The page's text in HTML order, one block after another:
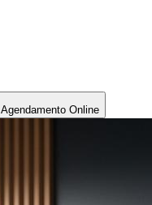
Agendamento Online